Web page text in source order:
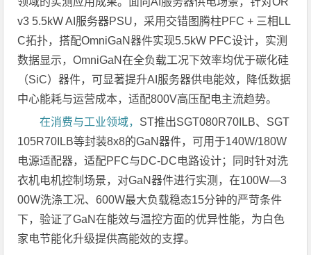
v3 5.5kW AI服务器PSU，采用交错图腾柱PFC + 三相LL
C拓扑，搭配OmniGaN器件实现5.5kW PFC设计，实测
数据显示，OmniGaN在全负载工况下效率均优于碳化硅
（SiC）器件，可显著提升AI服务器供电能效，降低数据
中心能耗与运营成本，适配800V高压配电主流趋势。
在消费与工业领域， ST推出SGT080R70ILB、SGT
105R70ILB等封装8x8的GaN器件，可用于140W/180W
电源适配器，适配PFC与DC-DC电路设计；同时针对洗
衣机电机控制场景，对GaN器件进行实测，在100W—3
00W洗涤工况、600W最大负载稳态15分钟的严苛条件
下，验证了GaN在能效与温控方面的优异性能，为白色
家电节能化升级提供高能效的支撑。